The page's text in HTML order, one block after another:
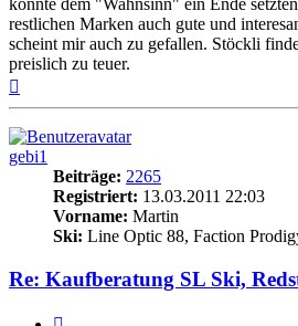
restlichen Marken auch gute und
scheint mir auch zu gefallen. Stöckli
preislich zu teuer.
gebi1
Beiträge: 2265
Registriert: 13.03.2011 22:03
Vorname: Martin
Ski: Line Optic 88, Faction
Re: Kaufberatung SL Ski,